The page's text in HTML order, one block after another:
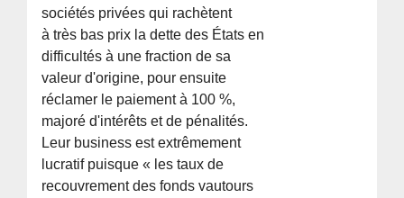
sociétés privées qui rachètent
à très bas prix la dette des États en
difficultés à une fraction de sa
valeur d'origine, pour ensuite
réclamer le paiement à 100 %,
majoré d'intérêts et de pénalités.
Leur business est extrêmement
lucratif puisque « les taux de
recouvrement des fonds vautours